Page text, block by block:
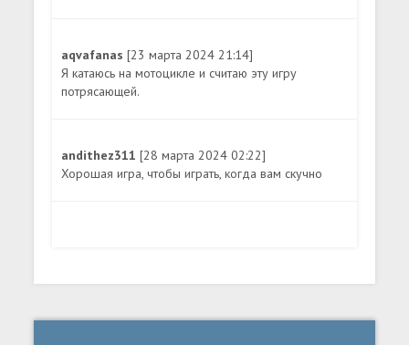
aqvafanas[23 марта 2024 21:14]
Я катаюсь на мотоцикле и считаю эту игру
потрясающей.
andithez311[28 марта 2024 02:22]
Хорошая игра, чтобы играть, когда вам скучно